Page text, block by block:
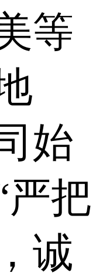
等
始
严把
诚